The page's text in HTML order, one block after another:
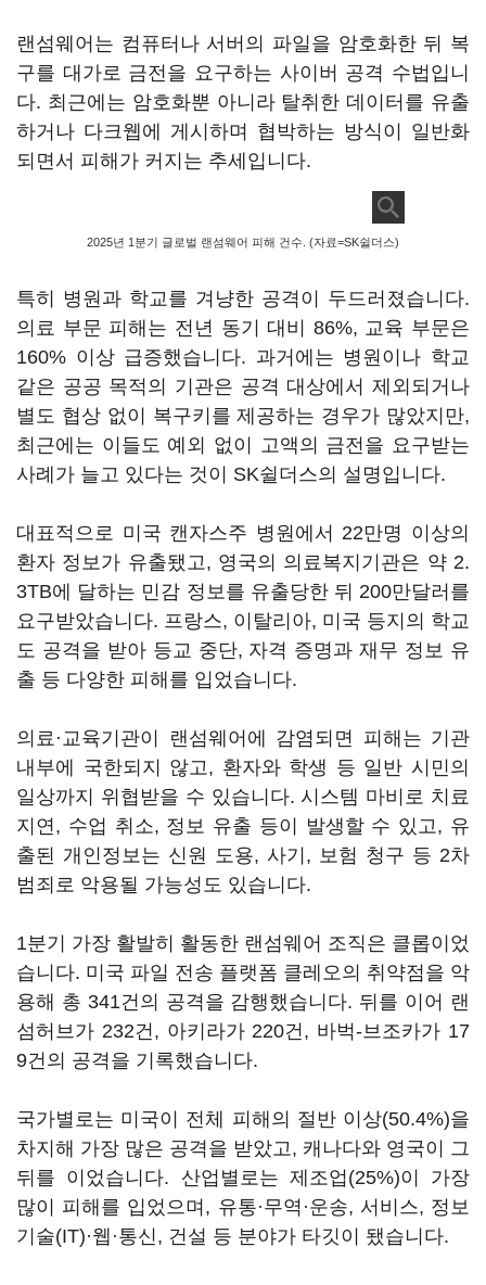
랜섬웨어는 컴퓨터나 서버의 파일을 암호화한 뒤 복
구를 대가로 금전을 요구하는 사이버 공격 수법입니
다. 최근에는 암호화뿐 아니라 탈취한 데이터를 유출
하거나 다크웹에 게시하며 협박하는 방식이 일반화
되면서 피해가 커지는 추세입니다.
2025년 1분기 글로벌 랜섬웨어 피해 건수. (자료=SK쉴더스)
특히 병원과 학교를 겨냥한 공격이 두드러졌습니다.
의료 부문 피해는 전년 동기 대비 86%, 교육 부문은
160% 이상 급증했습니다. 과거에는 병원이나 학교
같은 공공 목적의 기관은 공격 대상에서 제외되거나
별도 협상 없이 복구키를 제공하는 경우가 많았지만,
최근에는 이들도 예외 없이 고액의 금전을 요구받는
사례가 늘고 있다는 것이 SK쉴더스의 설명입니다.
대표적으로 미국 캔자스주 병원에서 22만명 이상의
환자 정보가 유출됐고, 영국의 의료복지기관은 약 2.
3TB에 달하는 민감 정보를 유출당한 뒤 200만달러를
요구받았습니다. 프랑스, 이탈리아, 미국 등지의 학교
도 공격을 받아 등교 중단, 자격 증명과 재무 정보 유
출 등 다양한 피해를 입었습니다.
의료·교육기관이 랜섬웨어에 감염되면 피해는 기관
내부에 국한되지 않고, 환자와 학생 등 일반 시민의
일상까지 위협받을 수 있습니다. 시스템 마비로 치료
지연, 수업 취소, 정보 유출 등이 발생할 수 있고, 유
출된 개인정보는 신원 도용, 사기, 보험 청구 등 2차
범죄로 악용될 가능성도 있습니다.
1분기 가장 활발히 활동한 랜섬웨어 조직은 클롭이었
습니다. 미국 파일 전송 플랫폼 클레오의 취약점을 악
용해 총 341건의 공격을 감행했습니다. 뒤를 이어 랜
섬허브가 232건, 아키라가 220건, 바벅-브조카가 17
9건의 공격을 기록했습니다.
국가별로는 미국이 전체 피해의 절반 이상(50.4%)을
차지해 가장 많은 공격을 받았고, 캐나다와 영국이 그
뒤를 이었습니다. 산업별로는 제조업(25%)이 가장
많이 피해를 입었으며, 유통·무역·운송, 서비스, 정보
기술(IT)·웹·통신, 건설 등 분야가 타깃이 됐습니다.